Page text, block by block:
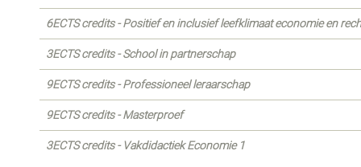
6ECTS credits - Positief en inclusief leefklimaat economie en
3ECTS credits - School in partnerschap
9ECTS credits - Professioneel leraarschap
9ECTS credits - Masterproef
3ECTS credits - Vakdidactiek Economie 1